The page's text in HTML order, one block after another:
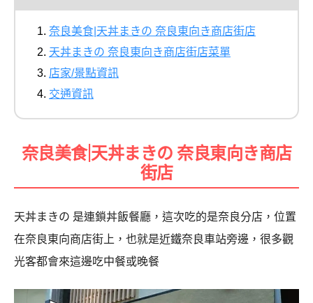
奈良美食|天丼まきの 奈良東向き商店街店
天丼まきの 奈良東向き商店街店菜單
店家/景點資訊
交通資訊
奈良美食|天丼まきの 奈良東向き商店
街店
天丼まきの 是連鎖丼飯餐廳，這次吃的是奈良分店，位置
在奈良東向商店街上，也就是近鐵奈良車站旁邊，很多觀
光客都會來這邊吃中餐或晚餐